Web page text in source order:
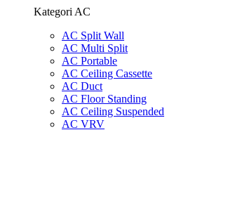
Kategori AC
AC Split Wall
AC Multi Split
AC Portable
AC Ceiling Cassette
AC Duct
AC Floor Standing
AC Ceiling Suspended
AC VRV